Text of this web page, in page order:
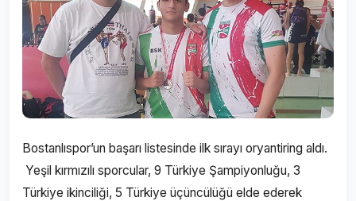
Bostanlıspor’un başarı listesinde ilk sırayı oryantiring aldı.
Yeşil kırmızılı sporcular, 9 Türkiye Şampiyonluğu, 3
Türkiye ikinciliği, 5 Türkiye üçüncülüğü elde ederek